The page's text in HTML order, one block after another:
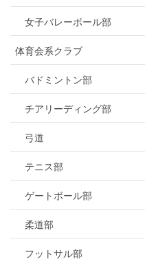
女子バレーボール部
体育会系クラブ
バドミントン部
チアリーディング部
弓道
テニス部
ゲートボール部
柔道部
フットサル部